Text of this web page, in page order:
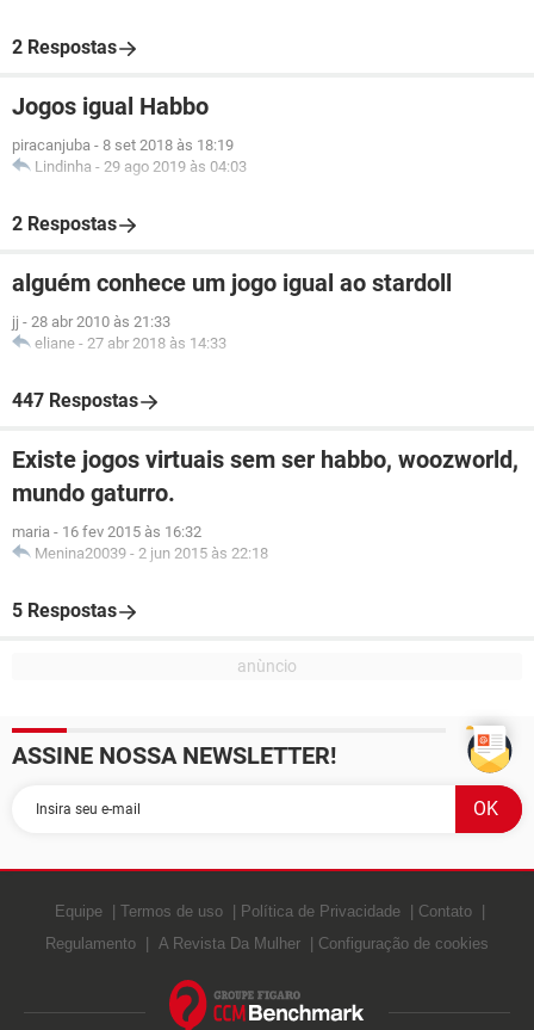
2 Respostas
Jogos igual Habbo
piracanjuba - 8 set 2018 às 18:19
Lindinha - 29 ago 2019 às 04:03
2 Respostas
alguém conhece um jogo igual ao stardoll
jj - 28 abr 2010 às 21:33
eliane - 27 abr 2018 às 14:33
447 Respostas
Existe jogos virtuais sem ser habbo, woozworld,
mundo gaturro.
maria - 16 fev 2015 às 16:32
Menina20039 - 2 jun 2015 às 22:18
5 Respostas
ASSINE NOSSA NEWSLETTER!
Equipe Termos de uso Política de Privacidade
Contato
Regulamento
A Revista Da Mulher Configuração de cookies